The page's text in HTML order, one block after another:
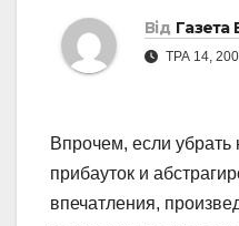
Від Газета
ТРА 14,
Впрочем, если убрать
прибауток и
впечатления,